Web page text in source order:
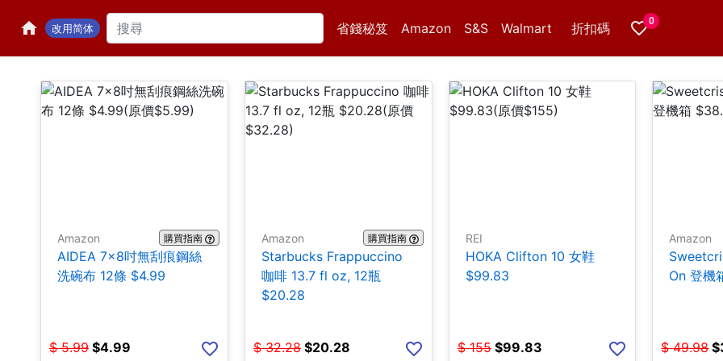
改用简体 省錢秘笈 Amazon S&S Walmart 折扣碼 0
Amazon 購買指南
AIDEA 7×8吋無刮痕鋼絲
洗碗布 12條 $4.99
$ 5.99 $4.99
Amazon 購買指南
Starbucks Frappuccino
咖啡 13.7 fl oz, 12瓶
$20.28
$ 32.28 $20.28
REI
HOKA Clifton 10 女鞋
$99.83
$ 155 $99.83
Amazon
On 登機
$ 49.98 $